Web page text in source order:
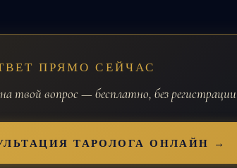
ПРЯМО СЕЙЧАС
вопрос — бесплатно, без регистрации
ТАРОЛОГА ОНЛАЙН →